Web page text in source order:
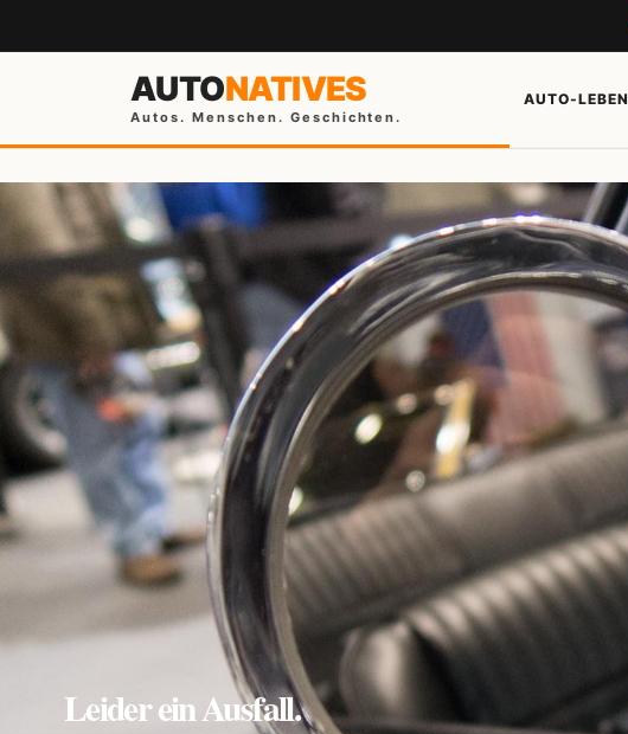
AUTONATIVES
Autos. Menschen. Geschichten.
AUTO-LEBEN
Leider ein Ausfall.